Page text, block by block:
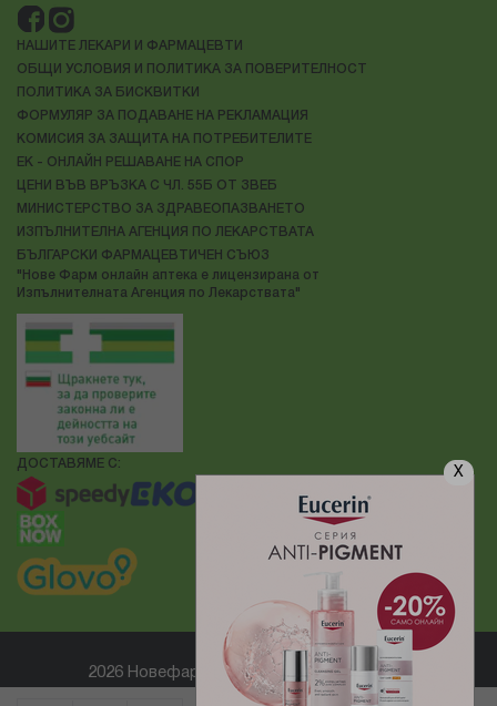
X
НАШИТЕ ЛЕКАРИ И ФАРМАЦЕВТИ
ОБЩИ УСЛОВИЯ И ПОЛИТИКА ЗА ПОВЕРИТЕЛНОСТ
ПОЛИТИКА ЗА БИСКВИТКИ
ФОРМУЛЯР ЗА ПОДАВАНЕ НА РЕКЛАМАЦИЯ
КОМИСИЯ ЗА ЗАЩИТА НА ПОТРЕБИТЕЛИТЕ
ЕК - ОНЛАЙН РЕШАВАНЕ НА СПОР
ЦЕНИ ВЪВ ВРЪЗКА С ЧЛ. 55Б ОТ ЗВЕБ
МИНИСТЕРСТВО ЗА ЗДРАВЕОПАЗВАНЕТО
ИЗПЪЛНИТЕЛНА АГЕНЦИЯ ПО ЛЕКАРСТВАТА
БЪЛГАРСКИ ФАРМАЦЕВТИЧЕН СЪЮЗ
"Нове Фарм онлайн аптека е лицензирана от
Изпълнителната Агенция по Лекарствата"
ДОСТАВЯМЕ С:
2026 Новефарм ® Всички права запазени
Електронен магазин